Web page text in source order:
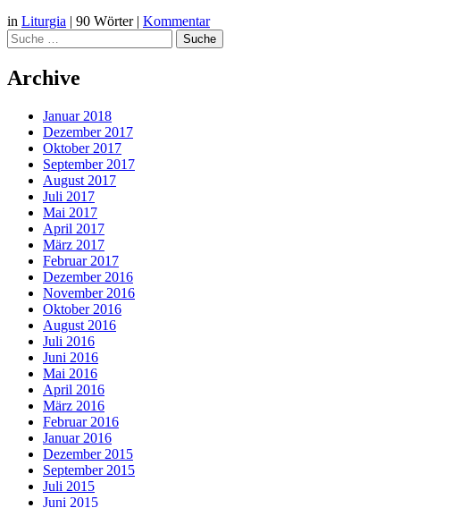
in Liturgia | 90 Wörter | Kommentar
Suche
Archive
Januar 2018
Dezember 2017
Oktober 2017
September 2017
August 2017
Juli 2017
Mai 2017
April 2017
März 2017
Februar 2017
Dezember 2016
November 2016
Oktober 2016
August 2016
Juli 2016
Juni 2016
Mai 2016
April 2016
März 2016
Februar 2016
Januar 2016
Dezember 2015
September 2015
Juli 2015
Juni 2015